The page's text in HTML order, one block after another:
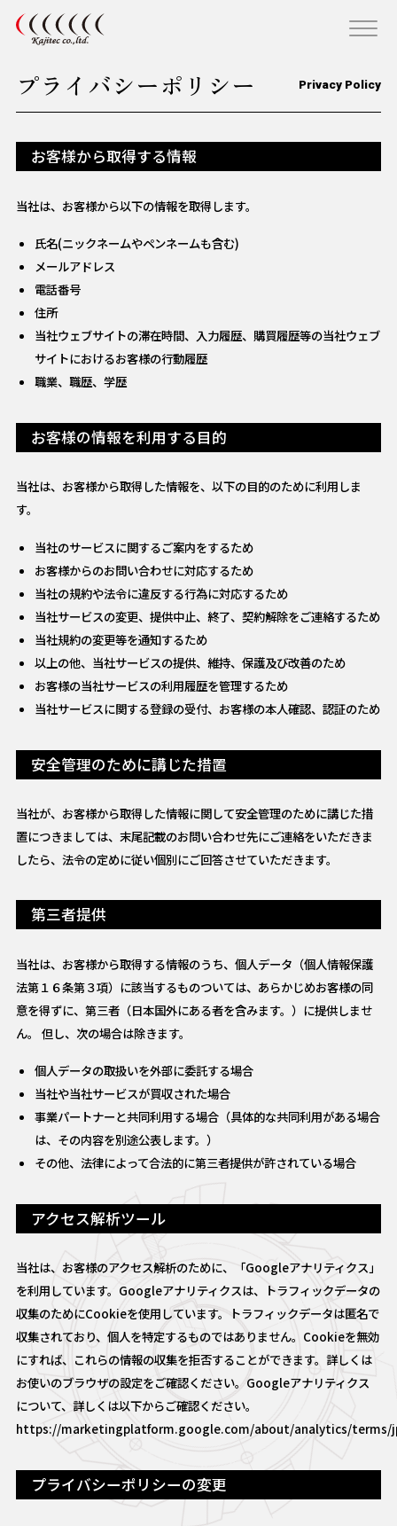
プライバシーポリシー Privacy Policy
お客様から取得する情報
当社は、お客様から以下の情報を取得します。
氏名(ニックネームやペンネームも含む)
メールアドレス
電話番号
住所
当社ウェブサイトの滞在時間、入力履歴、購買履歴等の当社ウェブ
サイトにおけるお客様の行動履歴
職業、職歴、学歴
お客様の情報を利用する目的
当社は、お客様から取得した情報を、以下の目的のために利用しま
す。
当社のサービスに関するご案内をするため
お客様からのお問い合わせに対応するため
当社の規約や法令に違反する行為に対応するため
当社サービスの変更、提供中止、終了、契約解除をご連絡するため
当社規約の変更等を通知するため
以上の他、当社サービスの提供、維持、保護及び改善のため
お客様の当社サービスの利用履歴を管理するため
当社サービスに関する登録の受付、お客様の本人確認、認証のため
安全管理のために講じた措置
当社が、お客様から取得した情報に関して安全管理のために講じた措
置につきましては、末尾記載のお問い合わせ先にご連絡をいただきま
したら、法令の定めに従い個別にご回答させていただきます。
第三者提供
当社は、お客様から取得する情報のうち、個人データ（個人情報保護
法第１６条第３項）に該当するものついては、あらかじめお客様の同
意を得ずに、第三者（日本国外にある者を含みます。）に提供しませ
ん。 但し、次の場合は除きます。
個人データの取扱いを外部に委託する場合
当社や当社サービスが買収された場合
事業パートナーと共同利用する場合（具体的な共同利用がある場合
は、その内容を別途公表します。）
その他、法律によって合法的に第三者提供が許されている場合
アクセス解析ツール
当社は、お客様のアクセス解析のために、「Googleアナリティクス」
を利用しています。Googleアナリティクスは、トラフィックデータの
収集のためにCookieを使用しています。トラフィックデータは匿名で
収集されており、個人を特定するものではありません。Cookieを無効
にすれば、これらの情報の収集を拒否することができます。詳しくは
お使いのブラウザの設定をご確認ください。Googleアナリティクス
について、詳しくは以下からご確認ください。
https://marketingplatform.google.com/about/analytics/terms/
プライバシーポリシーの変更